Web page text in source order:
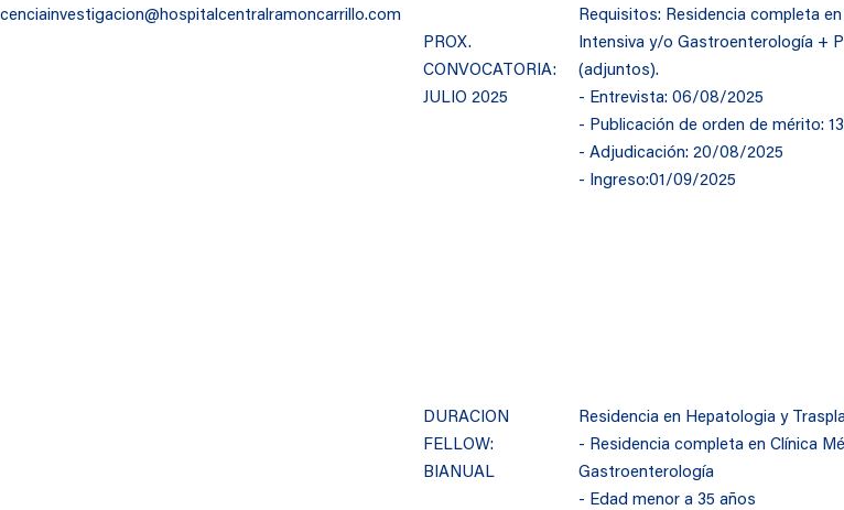
PROX.
CONVOCATORIA:
JULIO 2025
Requisitos: Residencia completa
Intensiva y/o Gastroenterología +
(adjuntos).
- Entrevista: 06/08/2025
- Publicación de orden de mérito:
- Adjudicación: 20/08/2025
- Ingreso:01/09/2025
DURACION
FELLOW:
BIANUAL
Residencia en Hepatologia y
- Residencia completa en Clínica
Gastroenterología
- Edad menor a 35 años